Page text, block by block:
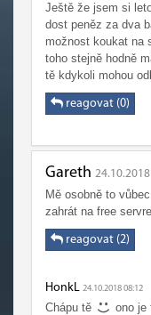
Ještě že jsem si
dost peněz za dva
možnost koukat na
toho stejně hodně
tě kdykoli mohou
reagovat (0)
Gareth
Mě osobně to
zahrát na free
reagovat (2)
HonkL 24.10.2018 08:12
Chápu tě
ono je